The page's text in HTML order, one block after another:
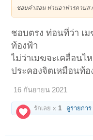
ชอบคำสอน ท่านอาฬารดาบส
ชอบตรง ท่อนที่ว่า เ
ท้องฟ้า
ไม่ว่าเมฆจะเคลื่อนไ
ประคองจิตเหมือนท้อ
16 กันยายน 2021
รักเลย x 1 ดูรายการ